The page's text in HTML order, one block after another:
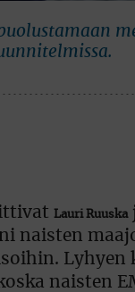
Lauri Ruuska
naisten
Lyhyen
naisten